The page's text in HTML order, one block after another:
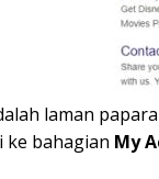
laman
ke bahagian My